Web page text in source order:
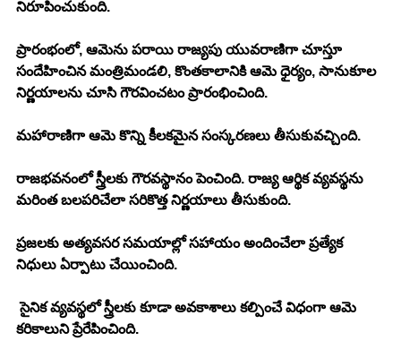
నిరూపించుకుంది.
ప్రారంభంలో, ఆమెను పరాయి రాజ్యపు యువరాణిగా చూస్తూ
సందేహించిన మంత్రిమండలి, కొంతకాలానికి ఆమె ధైర్యం, సానుకూల
నిర్ణయాలను చూసి గౌరవించటం ప్రారంభించింది.
మహారాణిగా ఆమె కొన్ని కీలకమైన సంస్కరణలు తీసుకువచ్చింది.
రాజభవనంలో స్త్రీలకు గౌరవస్థానం పెంచింది. రాజ్య ఆర్థిక వ్యవస్థను
మరింత బలపరిచేలా సరికొత్త నిర్ణయాలు తీసుకుంది.
ప్రజలకు అత్యవసర సమయాల్లో సహాయం అందించేలా ప్రత్యేక
నిధులు ఏర్పాటు చేయించింది.
సైనిక వ్యవస్థలో స్త్రీలకు కూడా అవకాశాలు కల్పించే విధంగా ఆమె
కరికాలుని ప్రేరేపించింది.